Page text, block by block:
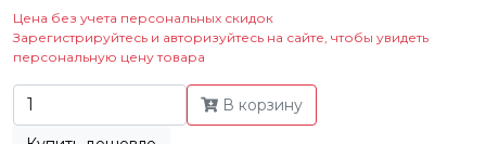
Цена без учета персональных скидок
Зарегистрируйтесь и авторизуйтесь на сайте, чтобы увидеть
персональную цену товара
В корзину